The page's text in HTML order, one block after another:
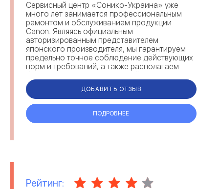
Сервисный центр «Сонико-Украина» уже
много лет занимается профессиональным
ремонтом и обслуживанием продукции
Canon. Являясь официальным
авторизированным представителем
японского производителя, мы гарантируем
предельно точное соблюдение действующих
норм и требований, а также располагаем
богатым арсеналом запчастей, расходных
материалов и комплектующих, необходимых
для...
ДОБАВИТЬ ОТЗЫВ
ПОДРОБНЕЕ
Рейтинг: